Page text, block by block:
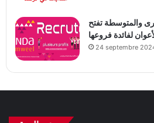
والمتوسطة تفتح
24 septembre